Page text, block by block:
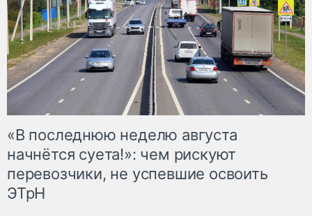
«В последнюю неделю августа
начнётся суета!»: чем рискуют
перевозчики, не успевшие освоить
ЭТрН